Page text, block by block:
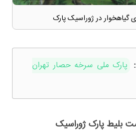
گیاهخوار در ژوراسیک پارک
پارک ملی سرخه حصار تهران
بلیط پارک ژوراسیک